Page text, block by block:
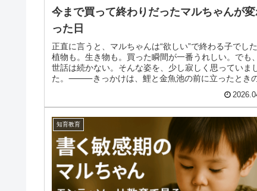
今まで買って終わりだったマルちゃんが
った日
正直に言うと、マルちゃんは“欲しい”で終わる子でした
植物も。生き物も。買った瞬間が一番うれしい。でも
世話は続かない。そんな姿を、少し寂しく思っていま
た。⸻きっかけは、鯉と金魚池の前に立ったとき
知育教育